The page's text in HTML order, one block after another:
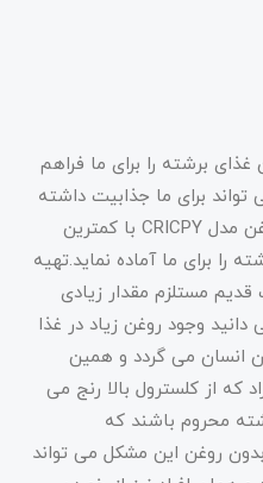
برشته را برای ما فراهم
تواند برای ما جذابیت داشته
باشد که بدانیم سرخ کن بدون روغن مدل CRICPY با کمترین
را برای ما آماده نماید.تهیه
مستلزم مقدار زیادی
وجود روغن زیاد در غذا
انسان می گردد و همین
که از کلسترول بالا رنج می
محروم باشند که
روغن این مشکل می تواند